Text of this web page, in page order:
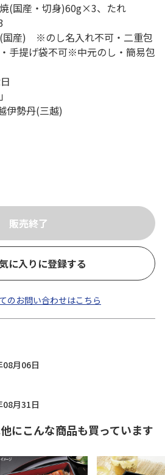
(国産・切身)60g×3、たれ
産) ※のし名入れ不可・二重包
手提げ袋不可※中元のし・簡易包
伊勢丹(三越)
に入りに登録する
のお問い合わせはこちら
月06日
月31日
にこんな商品も買っています